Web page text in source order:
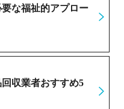
な福祉的アプロー
収業者おすすめ5